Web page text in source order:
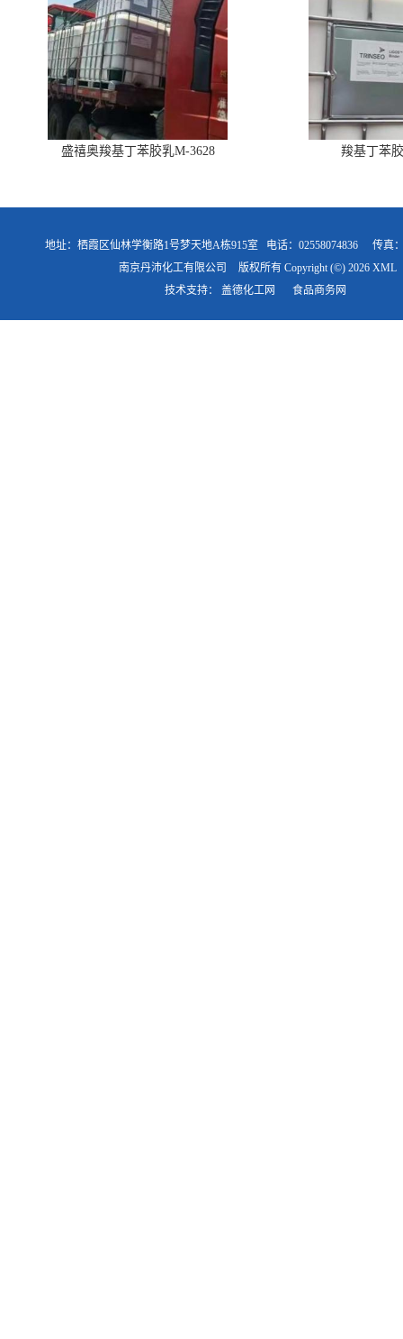
盛禧奥羧基丁苯胶乳M-3628 羧基丁苯
地址：栖霞区仙林学衡路1号梦天地A栋915室 电话：02558074836
传真
南京丹沛化工有限公司
版权所有 Copyright (©) 2026 XML
技术支持： 盖德化工网 食品商务网